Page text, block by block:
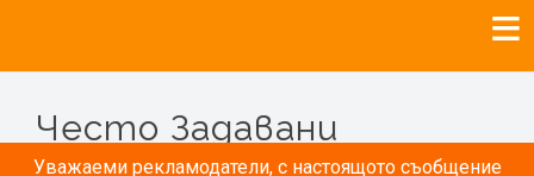
Уважаеми рекламодатели, с настоящото съобщение
Често Задавани